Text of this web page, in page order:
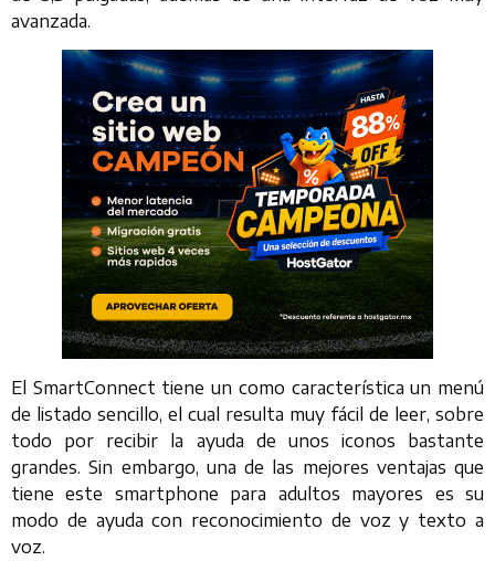
avanzada.
El SmartConnect tiene un como característica un menú
de listado sencillo, el cual resulta muy fácil de leer, sobre
todo por recibir la ayuda de unos iconos bastante
grandes. Sin embargo, una de las mejores ventajas que
tiene este smartphone para adultos mayores es su
modo de ayuda con reconocimiento de voz y texto a
voz.